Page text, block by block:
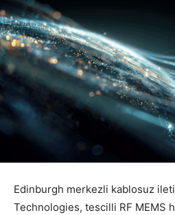
Edinburgh merkezli kablosuz
Technologies, tescilli RF MEMS